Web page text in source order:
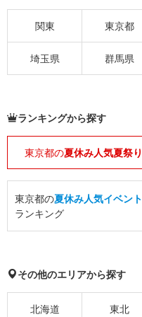
関東 東京都
埼玉県 群馬県
ランキングから探す
東京都の夏休み人気夏祭り
東京都の夏休み人気イベント
ランキング
その他のエリアから探す
北海道 東北